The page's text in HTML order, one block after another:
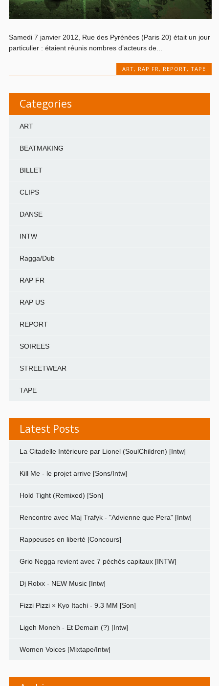
Samedi 7 janvier 2012, Rue des Pyrénées (Paris 20) était un jour
particulier : étaient réunis nombres d’acteurs de...
ART, RAP FR, REPORT, TAPE
Categories
ART
BEATMAKING
BILLET
CLIPS
DANSE
INTW
Ragga/Dub
RAP FR
RAP US
REPORT
SOIREES
STREETWEAR
TAPE
Latest Posts
La Citadelle Intérieure par Lionel (SoulChildren) [Intw]
Kill Me - le projet arrive [Sons/Intw]
Hold Tight (Remixed) [Son]
Rencontre avec Maj Trafyk - "Advienne que Pera" [Intw]
Rappeuses en liberté [Concours]
Grio Negga revient avec 7 péchés capitaux [INTW]
Dj Rolxx - NEW Music [Intw]
Fizzi Pizzi × Kyo Itachi - 9.3 MM [Son]
Ligeh Moneh - Et Demain (?) [Intw]
Women Voices [Mixtape/Intw]